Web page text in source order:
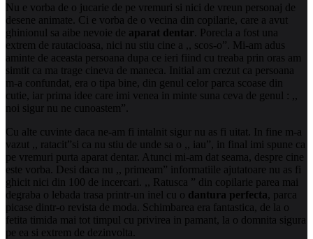
Nu e vorba de o jucarie de pe vremuri si nici de vreun personaj de
desene animate. Ci e vorba de o vecina din copilarie, care a avut
ghinionul sa aibe nevoie de aparat dentar
. Porecla a fost una
extrem de rautacioasa, nici nu stiu cine a ,, scos-o”. Mi-am adus
aminte de aceasta persoana dupa ce ieri fiind cu treaba prin oras am
simtit ca ma trage cineva de maneca. Initial am crezut ca persoana
m-a confundat, era o tipa bine, din genul celor parca scoase din
cutie, iar prima idee care imi venea in minte suna ceva de genul : ,,
noi sigur nu ne cunoastem”.
Cu alte cuvinte daca ne-am fi intalnit sigur nu as fi uitat. In fine m-a
vazut ,, ratacit”si ca nu stiu de unde sa o ,, iau”, in final imi spune ca
pe vremuri purta aparat dentar. Atunci mi-am dat seama, despre cine
este vorba. Desi daca nu ,, primeam” informatiile ajutatoare nu as fi
ghicit nici din 100 de incercari. ,, Ratusca ” din copilarie parea mai
degraba o lebada trasa printr-un inel cu o dantura perfecta, parca
picase dintr-o revista de moda. Schimbarea era fantastica, de la o
fetita timida mai tot timpul cu privirea in pamant, la o domnita sigura
pe ea si extrem de dezinvolta.